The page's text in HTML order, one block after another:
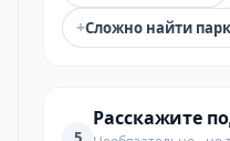
+Сложно найти
Расскажите